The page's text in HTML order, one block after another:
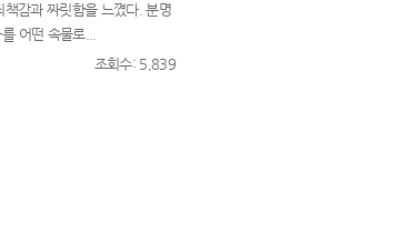
감과 짜릿함을 느꼈다. 분명
어떤 속물로...
조회수: 5,839